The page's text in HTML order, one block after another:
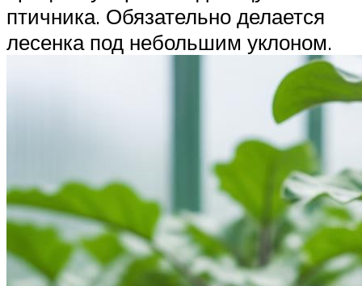
птичника. Обязательно делается
лесенка под небольшим уклоном.